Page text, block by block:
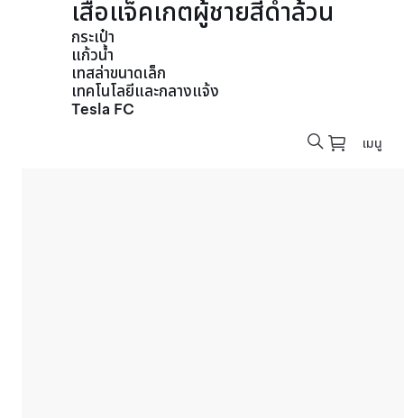
เสื้อแจ็คเกตผู้ชายสีดำล้วน
กระเป๋า
แก้วน้ำ
เทสล่าขนาดเล็ก
เทคโนโลยีและกลางแจ้ง
Tesla FC
เมนู